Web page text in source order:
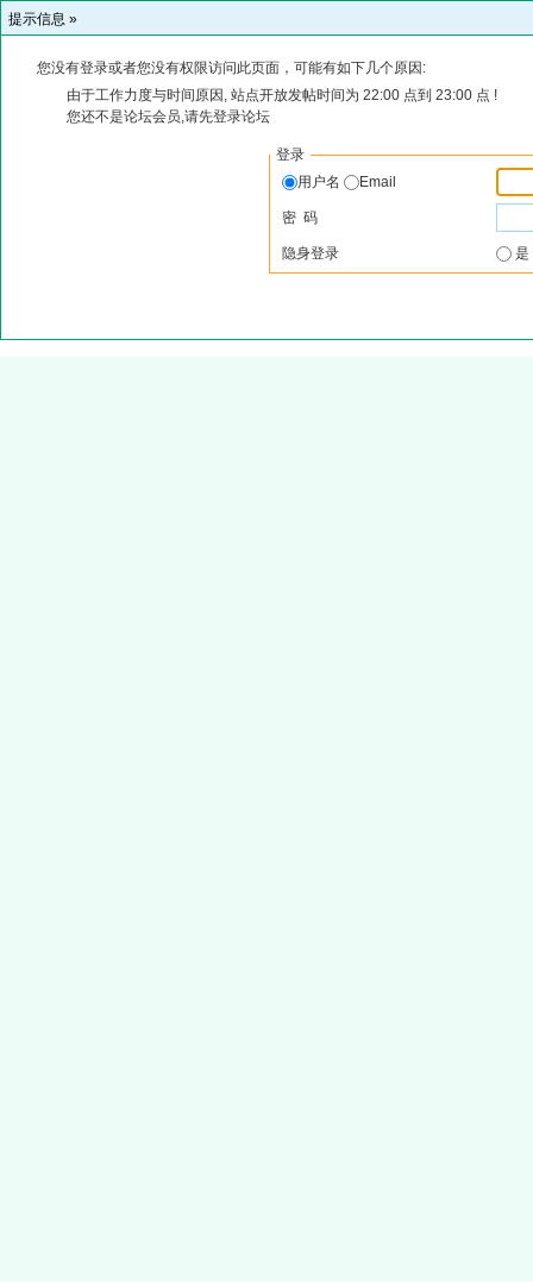
提示信息 »
您没有登录或者您没有权限访问此页面，可能有如下几个原因:
由于工作力度与时间原因, 站点开放发帖时间为 22:00 点到 23:00 点 !
您还不是论坛会员,请先登录论坛
登录
用户名
Email
密 码
隐身登录